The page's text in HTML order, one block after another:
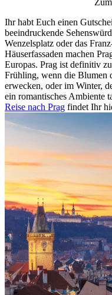
Ihr habt Euch einen
beeindruckende
Wenzelsplatz oder das
Häuserfassaden machen
Europas. Prag ist definitiv
Frühling, wenn die Blumen
erwecken, oder im Winter,
ein romantisches Ambiente
Reise nach Prag findet Ihr